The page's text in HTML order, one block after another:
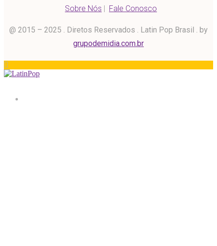
Sobre Nós | Fale Conosco
@ 2015 – 2025 . Diretos Reservados . Latin Pop Brasil . by
grupodemidia.com.br